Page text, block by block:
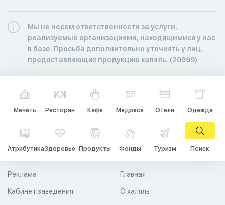
Мы не несем ответственности за услуги,
реализуемые организациями, находящимися у нас
в базе. Просьба дополнительно уточнять у лиц,
предоставляющих продукцию халяль. (20999)
Мечеть Ресторан Кафе Медресе Отели Одежда
АтрибутикаЗдоровье Продукты Фонды Туризм Поиск
Главная
О халяль
Реклама
Кабинет заведения